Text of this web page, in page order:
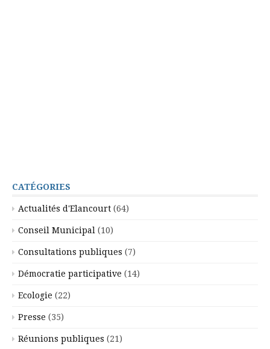
CATÉGORIES
Actualités d'Elancourt (64)
Conseil Municipal (10)
Consultations publiques (7)
Démocratie participative (14)
Ecologie (22)
Presse (35)
Réunions publiques (21)